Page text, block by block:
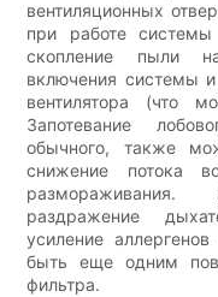
вентиляционных
при работе системы
скопление пыли
включения системы
вентилятора (что
Запотевание
обычного, также
снижение потока
раздражение
усиление
быть еще одним
фильтра.